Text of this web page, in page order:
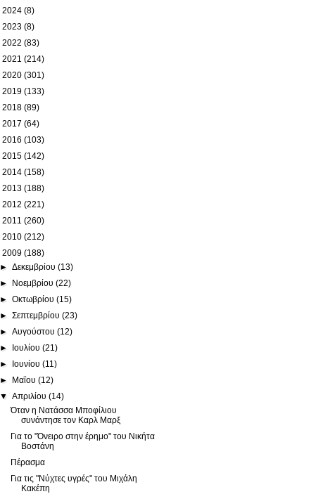
2024 (8)
2023 (8)
2022 (83)
2021 (214)
2020 (301)
2019 (133)
2018 (89)
2017 (64)
2016 (103)
2015 (142)
2014 (158)
2013 (188)
2012 (221)
2011 (260)
2010 (212)
2009 (188)
►Δεκεμβρίου(13)
► Νοεμβρίου(22)
►Οκτωβρίου(15)
►Σεπτεμβρίου(23)
►Αυγούστου(12)
► Ιουλίου(21)
► Ιουνίου(11)
► Μαΐου(12)
▼Απριλίου(14)
Όταν η Νατάσσα Μποφίλιου
συνάντησε τον Καρλ Μαρξ
Για το "Όνειρο στην έρημο" του Νικήτα
Βοστάνη
Πέρασμα
Για τις "Νύχτες υγρές" του Μιχάλη
Κακέπη